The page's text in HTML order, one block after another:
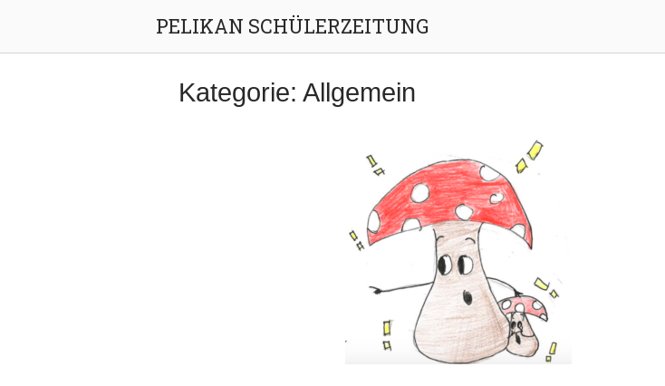
content
PELIKAN SCHÜLERZEITUNG
Kategorie: Allgemein